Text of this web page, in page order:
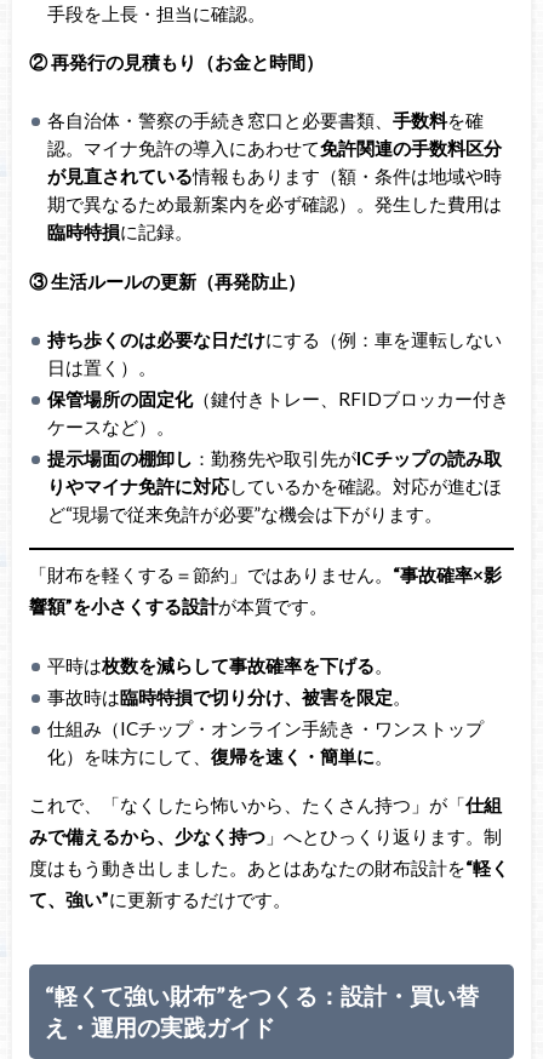
手段を上長・担当に確認。
② 再発行の見積もり（お金と時間）
各自治体・警察の手続き窓口と必要書類、手数料を確
認。マイナ免許の導入にあわせて免許関連の手数料区分
が見直されている情報もあります（額・条件は地域や時
期で異なるため最新案内を必ず確認）。発生した費用は
臨時特損に記録。
③ 生活ルールの更新（再発防止）
持ち歩くのは必要な日だけにする（例：車を運転しない
日は置く）。
保管場所の固定化（鍵付きトレー、RFIDブロッカー付き
ケースなど）。
提示場面の棚卸し ：勤務先や取引先がICチップの読み取
りやマイナ免許に対応しているかを確認。対応が進むほ
ど“現場で従来免許が必要”な機会は下がります。
「財布を軽くする＝節約」ではありません。 “事故確率×影
響額”を小さくする設計が本質です。
平時は枚数を減らして事故確率を下げる。
事故時は臨時特損で切り分け、被害を限定。
仕組み（ICチップ・オンライン手続き・ワンストップ
化）を味方にして、復帰を速く・簡単に。
これで、「なくしたら怖いから、たくさん持つ」が「仕組
みで備えるから、少なく持つ」へとひっくり返ります。制
度はもう動き出しました。あとはあなたの財布設計を“軽く
て、強い”に更新するだけです。
“軽くて強い財布”をつくる：設計・買い替
え・運用の実践ガイド